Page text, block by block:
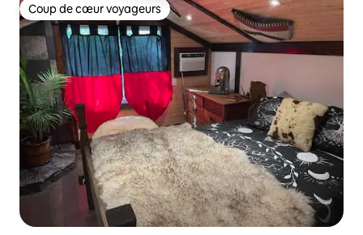
Coup de cœur voyageurs
Coup de cœur voyageurs